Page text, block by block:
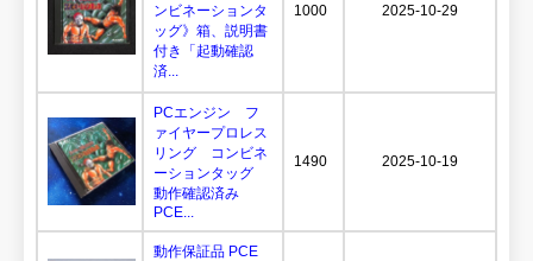
ンビネーションタ
ッグ》箱、説明書
付き「起動確認
済...
1000 2025-10-29
PCエンジン フ
ァイヤープロレス
リング コンビネ
ーションタッグ
動作確認済み
PCE...
1490 2025-10-19
動作保証品 PCE